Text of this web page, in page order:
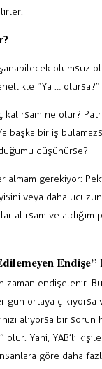
olumsuz
“Ya …
kalırsam ne olur?
başka bir iş
düşünürse?
almam gerekiyor:
veya daha
alırsam ve aldığım
zaman endişelenir.
gün ortaya çıkıyorsa
alıyorsa bir sorun
Yani, YAB’li
göre daha